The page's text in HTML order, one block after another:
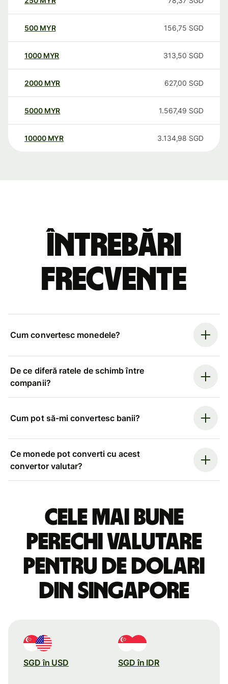
500 MYR 156,75 SGD
1000 MYR 313,50 SGD
2000 MYR 627,00 SGD
5000 MYR 1.567,49 SGD
10000 MYR 3.134,98 SGD
Întrebări
frecvente
Cum convertesc monedele?
De ce diferă ratele de schimb între
companii?
Cum pot să-mi convertesc banii?
Ce monede pot converti cu acest
convertor valutar?
Cele mai bune
perechi valutare
pentru de dolari
din Singapore
SGD în USD SGD în IDR